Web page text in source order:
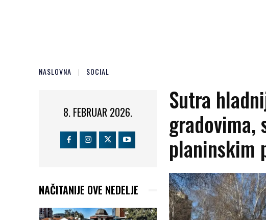
NASLOVNA SOCIAL
8. FEBRUAR 2026.
NAČITANIJE OVE NEDELJE
Sutra
gradovima,
planinskim